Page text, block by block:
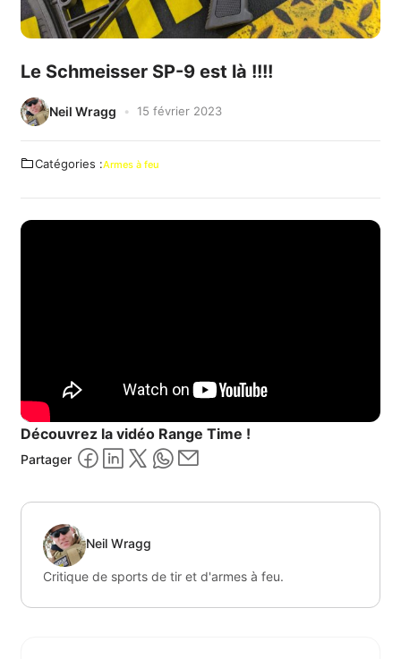
Le Schmeisser SP-9 est là !!!!
Neil Wragg 15 février 2023
Catégories :Armes à feu
Découvrez la vidéo Range Time !
Partager
Neil Wragg
Critique de sports de tir et d'armes à feu.